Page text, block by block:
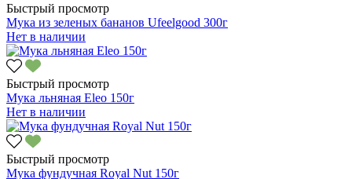
Быстрый просмотр
Мука из зеленых бананов Ufeelgood 300г
Нет в наличии
Быстрый просмотр
Мука льняная Eleo 150г
Нет в наличии
Быстрый просмотр
Мука фундучная Royal Nut 150г